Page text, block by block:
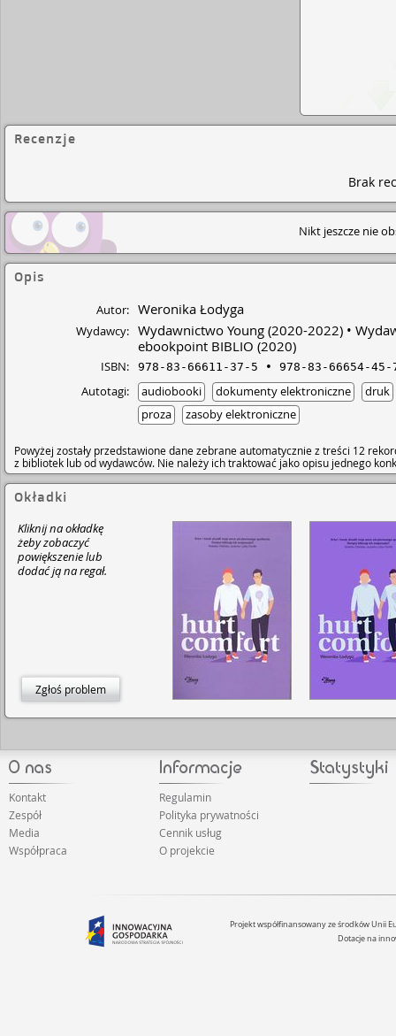
Recenzje
Brak
Nikt jeszcze nie
Opis
Autor: Weronika Łodyga
Wydawcy: Wydawnictwo Young (2020-2022)
ebookpoint BIBLIO (2020)
ISBN: 978-83-66611-37-5 978-83-66654-45-
Autotagi: audiobooki dokumenty elektroniczne
druk
proza
zasoby elektroniczne
Powyżej zostały przedstawione dane zebrane automatycznie z treści 12
z bibliotek lub od wydawców. Nie należy ich traktować jako opisu jednego
Okładki
Kliknij na okładkę
żeby zobaczyć
powiększenie lub
dodać ją na regał.
Zgłoś problem
Kontakt
Zespół
Media
Współpraca
Regulamin
Polityka prywatności
Cennik usług
O projekcie
Projekt współfinansowany ze środków Unii
Dotacje na